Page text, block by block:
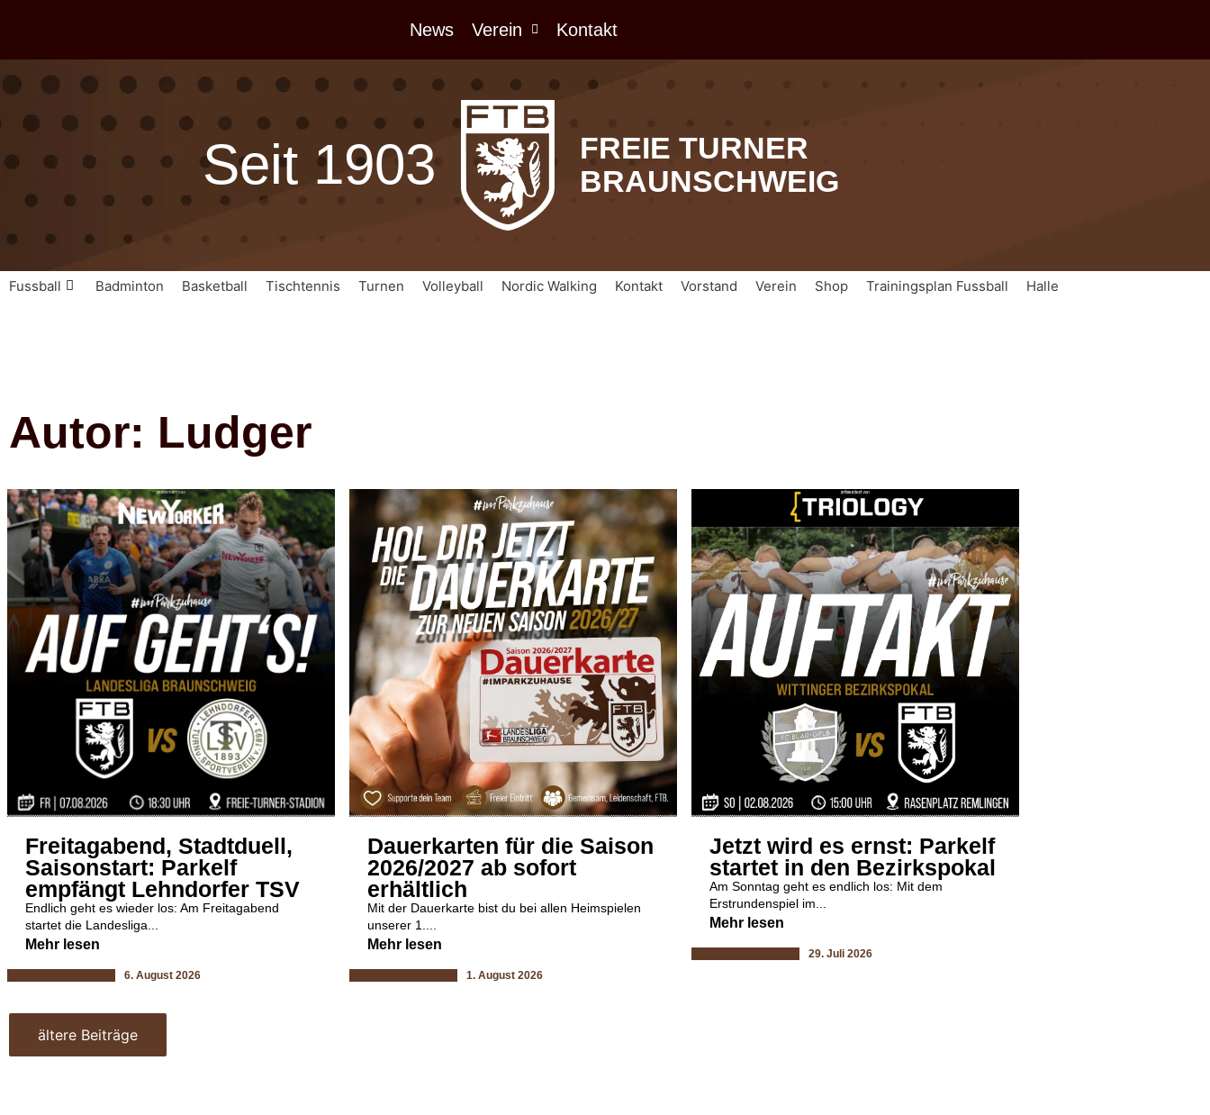
News Verein Kontakt
Seit 1903
FREIE TURNER
BRAUNSCHWEIG
Fussball Badminton Basketball Tischtennis Turnen Volleyball Nordic Walking Kontakt Vorstand Verein Shop Trainingsplan Fussball Halle
Autor: Ludger
Freitagabend, Stadtduell,
Saisonstart: Parkelf
empfängt Lehndorfer TSV
Endlich geht es wieder los: Am Freitagabend
startet die Landesliga...
Mehr lesen
6. August 2026
Dauerkarten für die Saison
2026/2027 ab sofort
erhältlich
Mit der Dauerkarte bist du bei allen Heimspielen
unserer 1....
Mehr lesen
1. August 2026
Jetzt wird es ernst: Parkelf
startet in den Bezirkspokal
Am Sonntag geht es endlich los: Mit dem
Erstrundenspiel im...
Mehr lesen
29. Juli 2026
ältere Beiträge